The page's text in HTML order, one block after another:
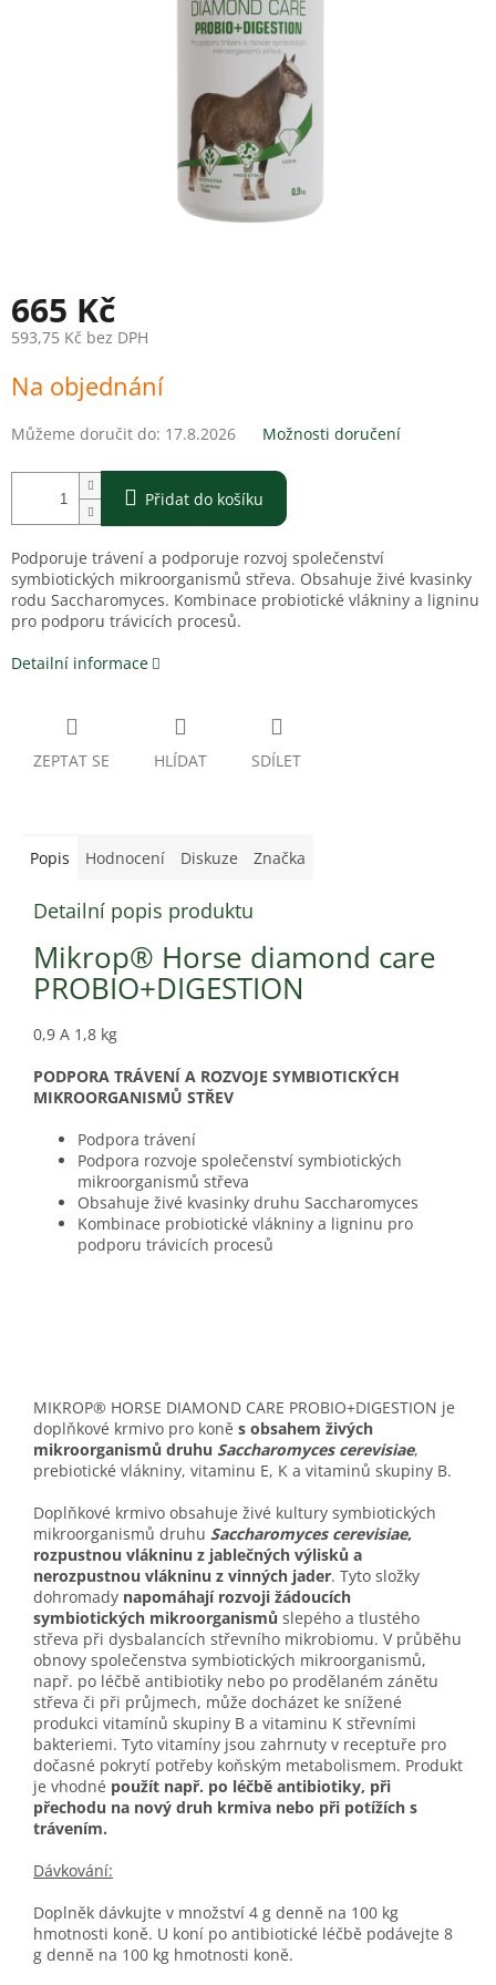
665 Kč
593,75 Kč bez DPH
cena:
Na objednání
Můžeme doručit do: 17.8.2026 Možnosti doručení
Přidat do košíku
Podporuje trávení a podporuje rozvoj společenství
symbiotických mikroorganismů střeva. Obsahuje živé kvasinky
rodu Saccharomyces. Kombinace probiotické vlákniny a ligninu
pro podporu trávicích procesů.
Detailní informace
ZEPTAT SE HLÍDAT SDÍLET
Popis Hodnocení Diskuze Značka
Detailní popis produktu
Mikrop® Horse diamond care
PROBIO+DIGESTION
0,9 A 1,8 kg
PODPORA TRÁVENÍ A ROZVOJE SYMBIOTICKÝCH
MIKROORGANISMŮ STŘEV
Podpora trávení
Podpora rozvoje společenství symbiotických
mikroorganismů střeva
Obsahuje živé kvasinky druhu Saccharomyces
Kombinace probiotické vlákniny a ligninu pro
podporu trávicích procesů
MIKROP® HORSE DIAMOND CARE PROBIO+DIGESTION je
doplňkové krmivo pro koně s obsahem živých
mikroorganismů druhu Saccharomyces cerevisiae,
prebiotické vlákniny, vitaminu E, K a vitaminů skupiny B.
Doplňkové krmivo obsahuje živé kultury symbiotických
mikroorganismů druhu Saccharomyces cerevisiae,
rozpustnou vlákninu z jablečných výlisků a
nerozpustnou vlákninu z vinných jader. Tyto složky
dohromady napomáhají rozvoji žádoucích
symbiotických mikroorganismů slepého a tlustého
střeva při dysbalancích střevního mikrobiomu. V průběhu
obnovy společenstva symbiotických mikroorganismů,
např. po léčbě antibiotiky nebo po prodělaném zánětu
střeva či při průjmech, může docházet ke snížené
produkci vitamínů skupiny B a vitaminu K střevními
bakteriemi. Tyto vitamíny jsou zahrnuty v receptuře pro
dočasné pokrytí potřeby koňským metabolismem. Produkt
je vhodné použít např. po léčbě antibiotiky, při
přechodu na nový druh krmiva nebo při potížích s
trávením.
Dávkování:
Doplněk dávkujte v množství 4 g denně na 100 kg
hmotnosti koně. U koní po antibiotické léčbě podávejte 8
g denně na 100 kg hmotnosti koně.